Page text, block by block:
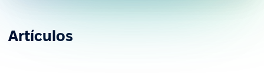
Artículos